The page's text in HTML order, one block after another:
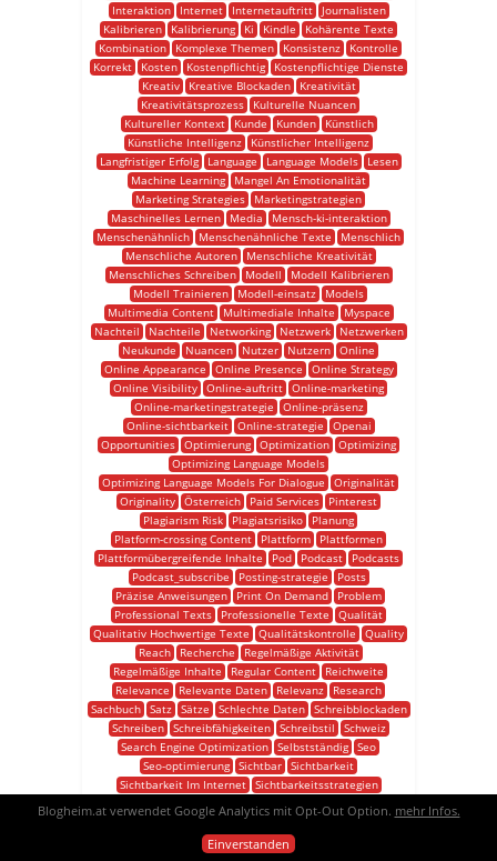
Interaktion
Internet Internetauftritt
Journalisten
Kalibrieren
Kalibrierung Ki Kindle
Kohärente Texte
Kombination
Komplexe Themen Konsistenz
Kontrolle
Korrekt
Kosten Kostenpflichtig
Kostenpflichtige Dienste
Kreativ
Kreative Blockaden
Kreativität
Kreativitätsprozess
Kulturelle Nuancen
Kultureller Kontext
Kunde Kunden
Künstlich
Künstliche Intelligenz
Künstlicher Intelligenz
Langfristiger Erfolg
Language Language Models
Lesen
Machine Learning
Mangel An Emotionalität
Marketing Strategies
Marketingstrategien
Maschinelles Lernen
Media
Mensch-ki-interaktion
Menschenähnlich
Menschenähnliche Texte
Menschlich
Menschliche Autoren
Menschliche Kreativität
Menschliches Schreiben
Modell
Modell Kalibrieren
Modell Trainieren
Modell-einsatz
Models
Multimedia Content
Multimediale Inhalte
Myspace
Nachteil
Nachteile Networking Netzwerk
Netzwerken
Neukunde
Nuancen Nutzer Nutzern Online
Online Appearance
Online Presence
Online Strategy
Online Visibility Online-auftritt Online-marketing
Online-marketingstrategie
Online-präsenz
Online-sichtbarkeit
Online-strategie
Openai
Opportunities Optimierung Optimization Optimizing
Optimizing Language Models
Optimizing Language Models For Dialogue
Originalität
Originality Österreich Paid Services
Pinterest
Plagiarism Risk
Plagiatsrisiko
Planung
Platform-crossing Content
Plattform
Plattformen
Plattformübergreifende Inhalte
Pod Podcast
Podcasts
Podcast_subscribe
Posting-strategie
Posts
Präzise Anweisungen
Print On Demand
Problem
Professional Texts
Professionelle Texte
Qualität
Qualitativ Hochwertige Texte
Qualitätskontrolle
Quality
Reach
Recherche
Regelmäßige Aktivität
Regelmäßige Inhalte
Regular Content
Reichweite
Relevance
Relevante Daten Relevanz
Research
Sachbuch
Satz Sätze Schlechte Daten
Schreibblockaden
Schreiben
Schreibfähigkeiten Schreibstil
Schweiz
Search Engine Optimization Selbstständig Seo
Seo-optimierung Sichtbar Sichtbarkeit
Sichtbarkeit Im Internet
Sichtbarkeitsstrategien
Social Social Media
Social Media Marketing
Social Media Platforms
Social Media Presence
Social Media Strategies Social Media-präsenz
Blogheim.at verwendet Google Analytics mit Opt-Out Option. mehr Infos.
Einverstanden